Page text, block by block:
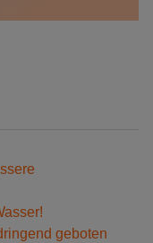
geboten